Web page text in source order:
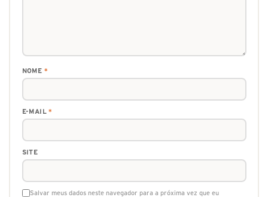
NOME *
E-MAIL*
SITE
Salvar meus dados neste navegador para a próxima vez que eu